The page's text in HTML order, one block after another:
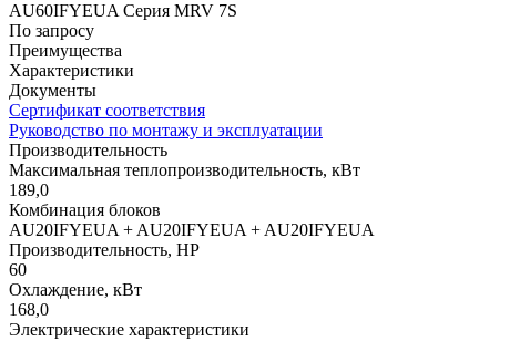
AU60IFYEUA Серия MRV 7S
По запросу
Преимущества
Характеристики
Документы
Сертификат соответствия
Руководство по монтажу и эксплуатации
Производительность
Максимальная теплопроизводительность, кВт
189,0
Комбинация блоков
AU20IFYEUA + AU20IFYEUA + AU20IFYEUA
Производительность, HP
60
Охлаждение, кВт
168,0
Электрические характеристики